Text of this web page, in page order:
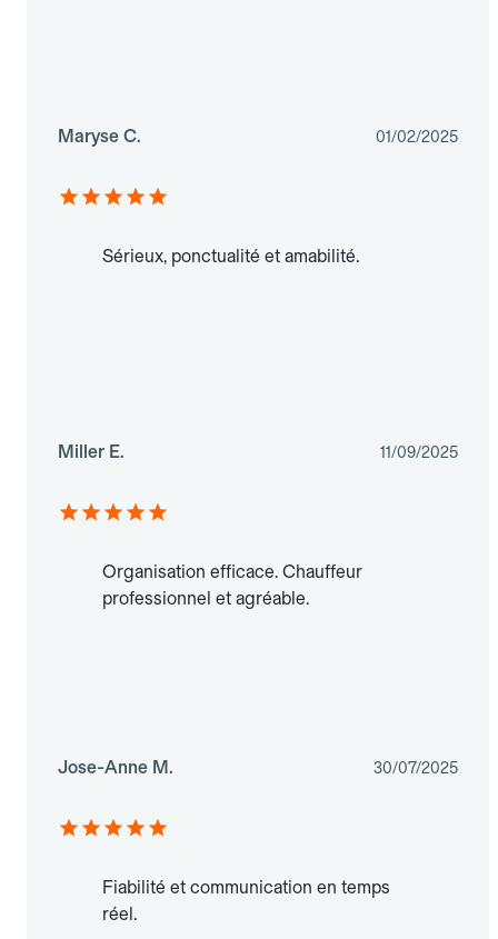
Maryse C. 01/02/2025
Sérieux, ponctualité et amabilité.
Miller E. 11/09/2025
Organisation efficace. Chauffeur
professionnel et agréable.
Jose-Anne M. 30/07/2025
Fiabilité et communication en temps
réel.